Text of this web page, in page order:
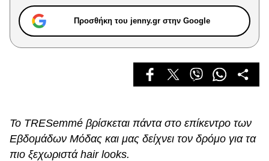
Συνεντεύξεις
Who
True Stories
Living
Προσθήκη του jenny.gr στην Google
To TRESemmé βρίσκεται πάντα στο επίκεντρο των
Εβδομάδων Μόδας και μας δείχνει τον δρόμο για τα
πιο ξεχωριστά hair looks.